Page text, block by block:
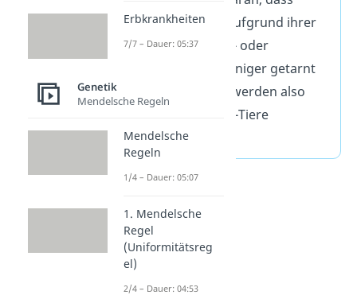
betroffene Tiere aufgrund ihrer
unnatürlichen Fell- oder
Federfarbe viel weniger getarnt
werden also
leichter auf Albino-Tiere
aufmerksam.
Erbkrankheiten
7/7 – Dauer: 05:37
Genetik
Mendelsche Regeln
Mendelsche
Regeln
1/4 – Dauer: 05:07
1. Mendelsche
Regel
(Uniformitätsreg
el)
2/4 – Dauer: 04:53